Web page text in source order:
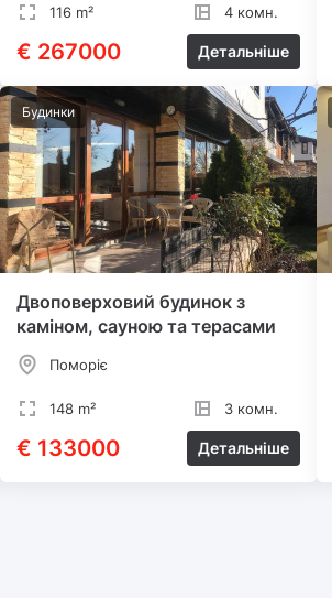
116 m² 4 комн.
€ 267000 Детальніше
Будинки
Двоповерховий будинок з
каміном, сауною та терасами
Поморіє
148 m² 3 комн.
€ 133000 Детальніше